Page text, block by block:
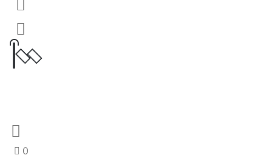
0